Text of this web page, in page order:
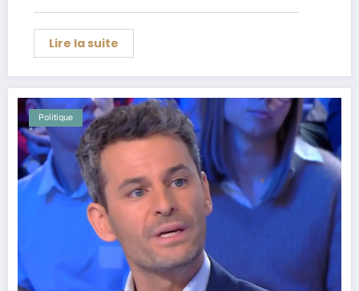
Lire la suite
Politique